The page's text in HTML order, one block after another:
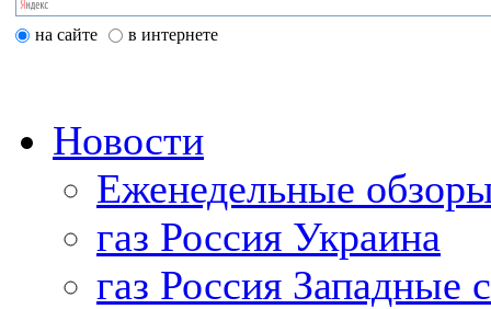
на сайте в интернете
Новости
Еженедельные
газ Россия Украина
газ Россия Западные